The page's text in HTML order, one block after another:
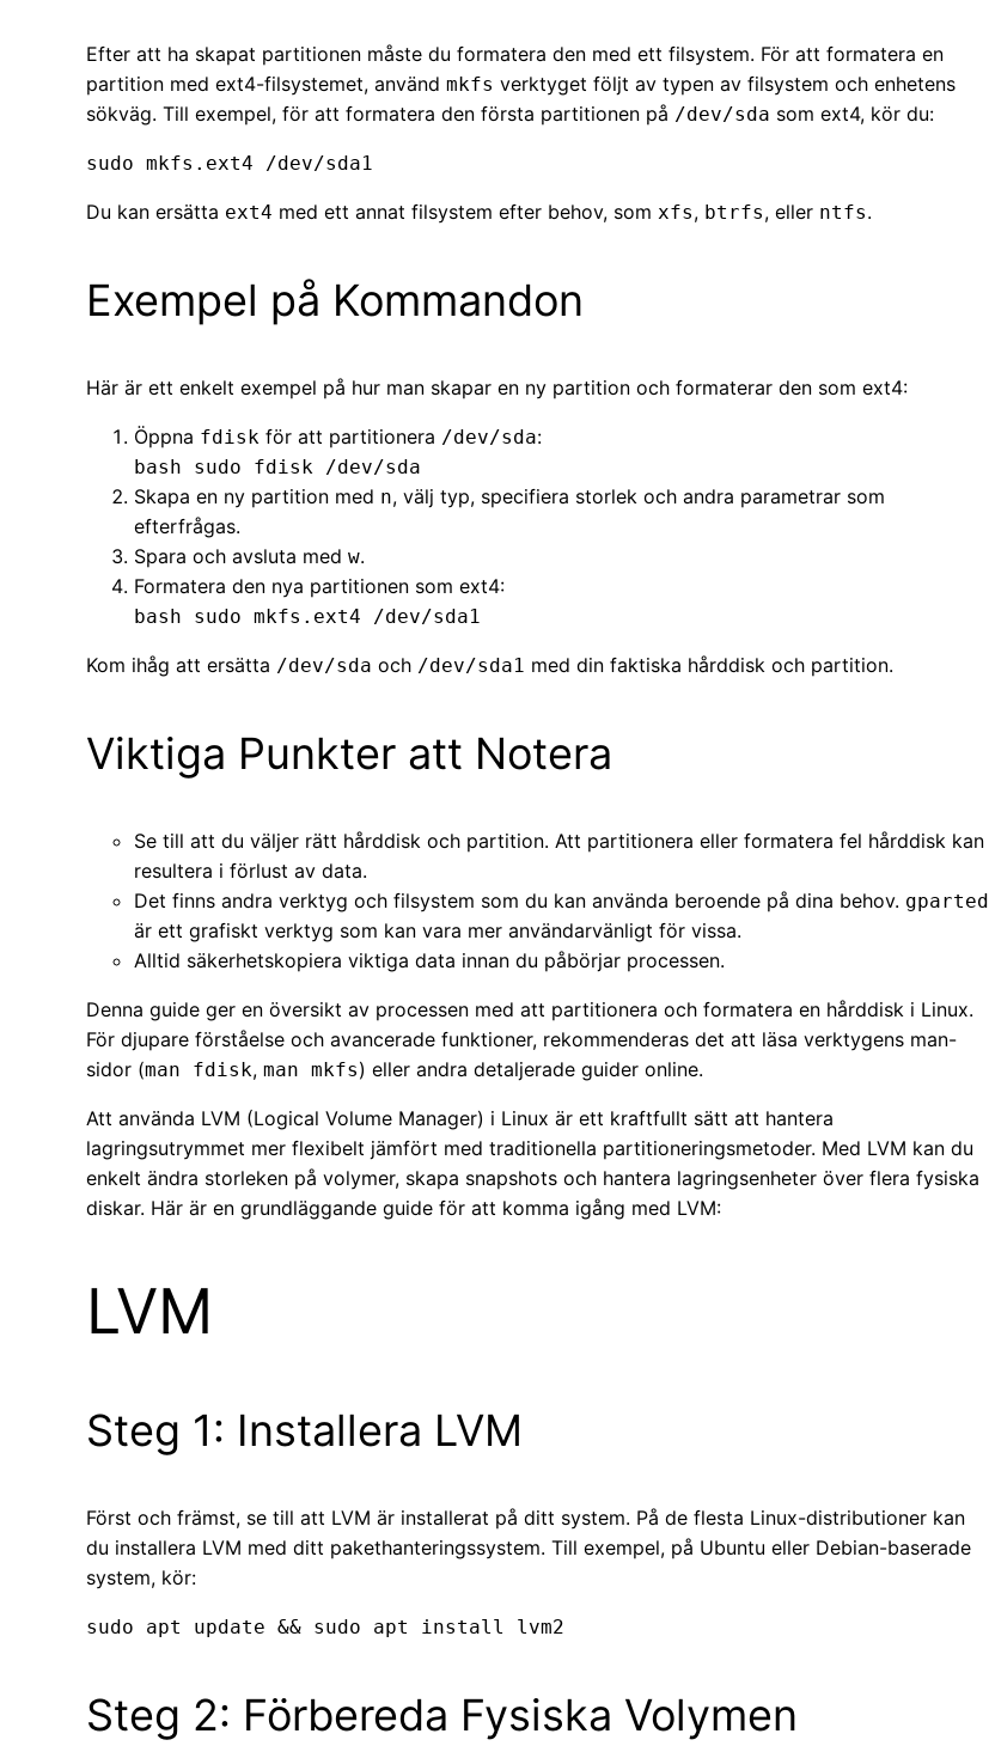
Efter att ha skapat partitionen måste du formatera den med ett filsystem. För att formatera en
partition med ext4-filsystemet, använd mkfs verktyget följt av typen av filsystem och enhetens
sökväg. Till exempel, för att formatera den första partitionen på /dev/sda som ext4, kör du:
sudo mkfs.ext4 /dev/sda1
Du kan ersätta ext4 med ett annat filsystem efter behov, som xfs, btrfs, eller ntfs.
Exempel på Kommandon
Här är ett enkelt exempel på hur man skapar en ny partition och formaterar den som ext4:
Öppna fdisk för att partitionera /dev/sda:
bash sudo fdisk /dev/sda
Skapa en ny partition med n, välj typ, specifiera storlek och andra parametrar som
efterfrågas.
Spara och avsluta med w.
Formatera den nya partitionen som ext4:
bash sudo mkfs.ext4 /dev/sda1
Kom ihåg att ersätta /dev/sda och /dev/sda1 med din faktiska hårddisk och partition.
Viktiga Punkter att Notera
Se till att du väljer rätt hårddisk och partition. Att partitionera eller formatera fel hårddisk kan
resultera i förlust av data.
Det finns andra verktyg och filsystem som du kan använda beroende på dina behov. gparted
är ett grafiskt verktyg som kan vara mer användarvänligt för vissa.
Alltid säkerhetskopiera viktiga data innan du påbörjar processen.
Denna guide ger en översikt av processen med att partitionera och formatera en hårddisk i Linux.
För djupare förståelse och avancerade funktioner, rekommenderas det att läsa verktygens man-
sidor (man fdisk, man mkfs) eller andra detaljerade guider online.
Att använda LVM (Logical Volume Manager) i Linux är ett kraftfullt sätt att hantera
lagringsutrymmet mer flexibelt jämfört med traditionella partitioneringsmetoder. Med LVM kan du
enkelt ändra storleken på volymer, skapa snapshots och hantera lagringsenheter över flera fysiska
diskar. Här är en grundläggande guide för att komma igång med LVM:
LVM
Steg 1: Installera LVM
Först och främst, se till att LVM är installerat på ditt system. På de flesta Linux-distributioner kan
du installera LVM med ditt pakethanteringssystem. Till exempel, på Ubuntu eller Debian-baserade
system, kör:
sudo apt update && sudo apt install lvm2
Steg 2: Förbereda Fysiska Volymen